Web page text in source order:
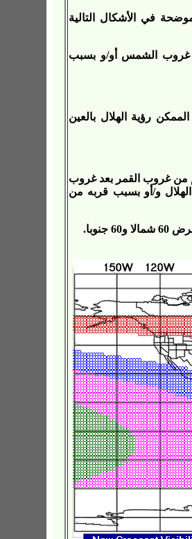
رؤية الهلال يوم الخميس 19 تموز / يوليو 2012 ويوم الجمعة 20 تموز / يوليو 2012 موضحة في الأشكال التالية
غروب الشمس أو/و بسبب
رؤية الهلال بالعين
من غروب القمر بعد غروب
و/أو بسبب قربه من